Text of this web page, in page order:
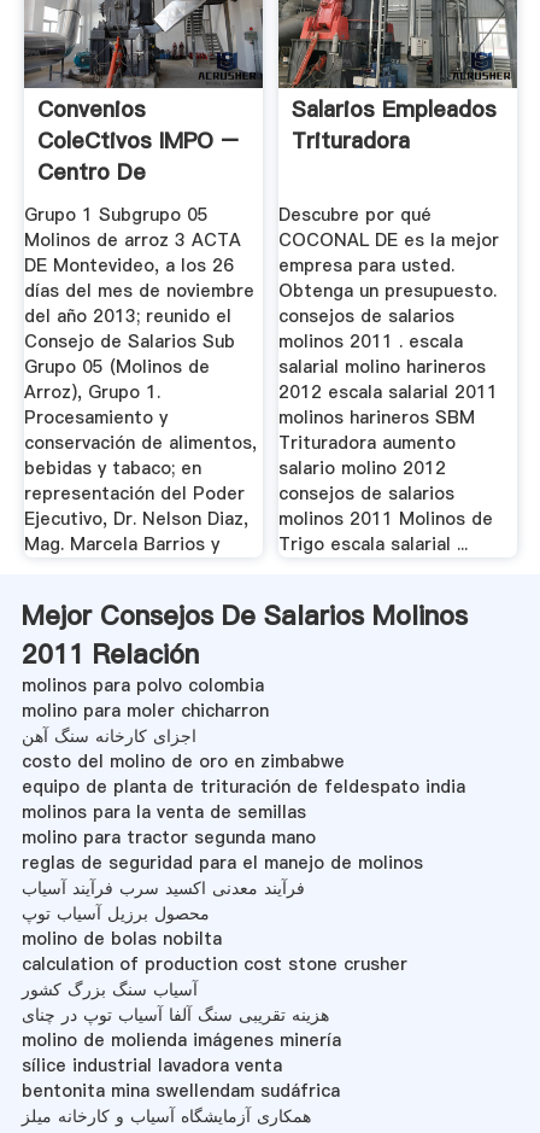
Convenios
ColeCtivos IMPO –
Centro De
Información Oficial
Grupo 1 Subgrupo 05
Molinos de arroz 3 ACTA
DE Montevideo, a los 26
días del mes de noviembre
del año 2013; reunido el
Consejo de Salarios Sub
Grupo 05 (Molinos de
Arroz), Grupo 1.
Procesamiento y
conservación de alimentos,
bebidas y tabaco; en
representación del Poder
Ejecutivo, Dr. Nelson Diaz,
Mag. Marcela Barrios y
Salarios Empleados
Trituradora
Descubre por qué
COCONAL DE es la mejor
empresa para usted.
Obtenga un presupuesto.
consejos de salarios
molinos 2011 . escala
salarial molino harineros
2012 escala salarial 2011
molinos harineros SBM
Trituradora aumento
salario molino 2012
consejos de salarios
molinos 2011 Molinos de
Trigo escala salarial ...
Mejor Consejos De Salarios Molinos
2011 Relación
molinos para polvo colombia
molino para moler chicharron
اجزای کارخانه سنگ آهن
costo del molino de oro en zimbabwe
equipo de planta de trituración de feldespato india
molinos para la venta de semillas
molino para tractor segunda mano
reglas de seguridad para el manejo de molinos
فرآیند معدنی اکسید سرب فرآیند آسیاب
محصول برزیل آسیاب توپ
molino de bolas nobilta
calculation of production cost stone crusher
آسیاب سنگ بزرگ کشور
هزینه تقریبی سنگ آلفا آسیاب توپ در چنای
molino de molienda imágenes minería
sílice industrial lavadora venta
bentonita mina swellendam sudáfrica
همکاری آزمایشگاه آسیاب و کارخانه میلز